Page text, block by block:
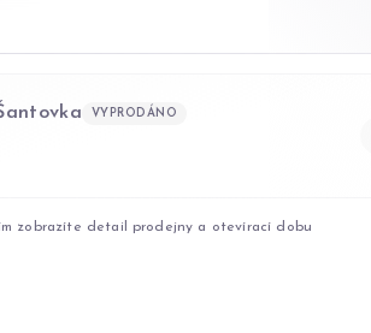
VYPRODÁNO
zobrazíte detail prodejny a otevírací dobu